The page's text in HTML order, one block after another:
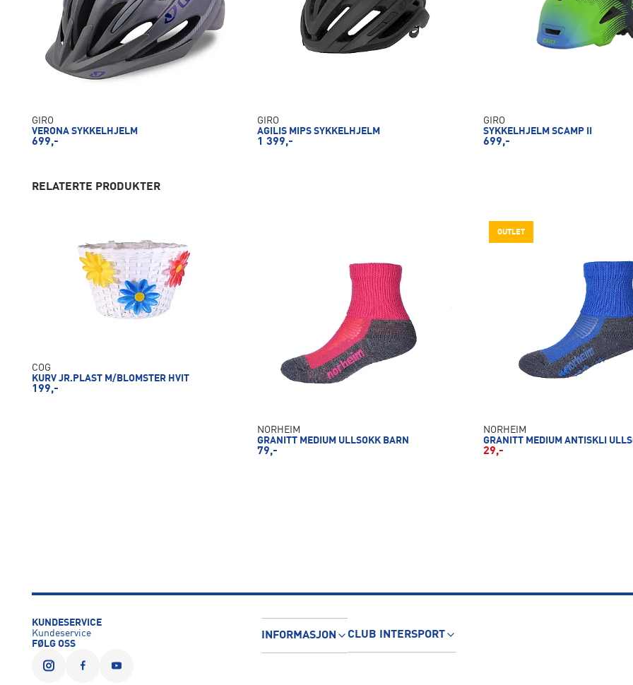
GIRO
VERONA SYKKELHJELM
699,-
GIRO
AGILIS MIPS SYKKELHJELM
1 399,-
GIRO
SYKKELHJELM SCAMP II
699,-
RELATERTE PRODUKTER
COG
KURV JR.PLAST M/BLOMSTER HVIT
199,-
NORHEIM
GRANITT MEDIUM ULLSOKK BARN
79,-
OUTLET
NORHEIM
GRANITT MEDIUM ANTISKLI
29,-
KUNDESERVICE
Kundeservice
FØLG OSS
INFORMASJON CLUB INTERSPORT